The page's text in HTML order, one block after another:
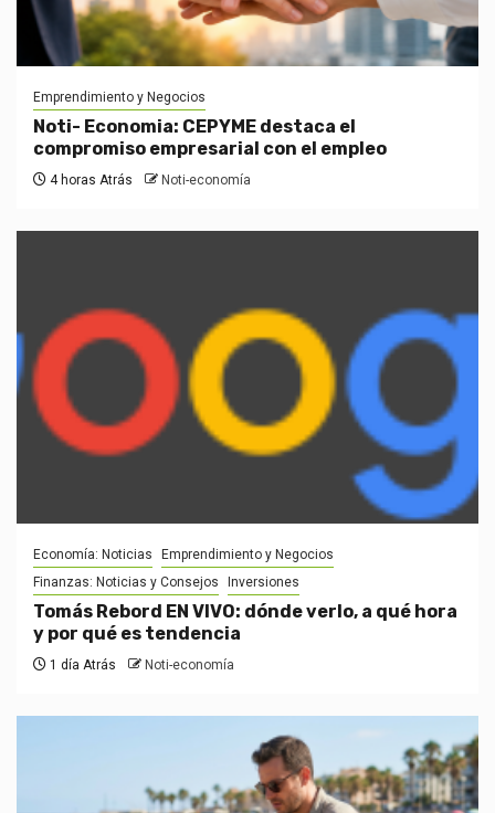
Emprendimiento y Negocios
Noti- Economia: CEPYME destaca el
compromiso empresarial con el empleo
4 horas Atrás Noti-economía
Economía: Noticias
Emprendimiento y Negocios
Finanzas: Noticias y Consejos
Inversiones
Tomás Rebord EN VIVO: dónde verlo, a qué hora
y por qué es tendencia
1 día Atrás Noti-economía